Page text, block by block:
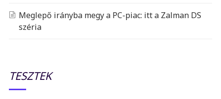
Meglepő irányba megy a PC-piac: itt a Zalman DS
széria
TESZTEK